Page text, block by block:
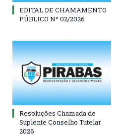
EDITAL DE CHAMAMENTO
PÚBLICO Nº 02/2026
Resoluções Chamada de
Suplente Conselho Tutelar
2026